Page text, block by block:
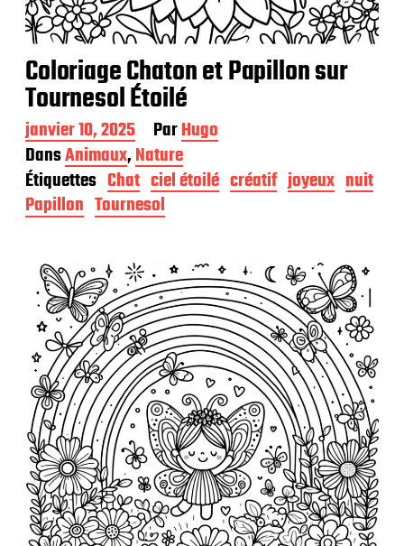
Coloriage Chaton et Papillon sur
Tournesol Étoilé
D
a
t
e
d
e
o
n
janvier 10, 2025 ParHugo
DansAnimaux,Nature
Étiquettes Chat ciel étoilé créatif joyeux nuit
Papillon Tournesol